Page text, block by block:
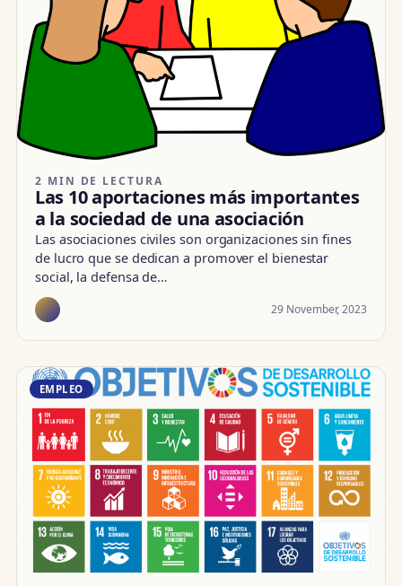
2 MIN DE LECTURA
Las 10 aportaciones más importantes
a la sociedad de una asociación
Las asociaciones civiles son organizaciones sin fines
de lucro que se dedican a promover el bienestar
social, la defensa de…
29 November, 2023
EMPLEO